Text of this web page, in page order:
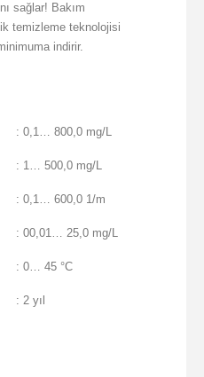
sağlar! Bakım
temizleme teknolojisi
indirir.
: 0,1… 800,0 mg/L
: 1… 500,0 mg/L
: 0,1… 600,0 1/m
: 00,01… 25,0 mg/L
: 0… 45 °C
: 2 yıl